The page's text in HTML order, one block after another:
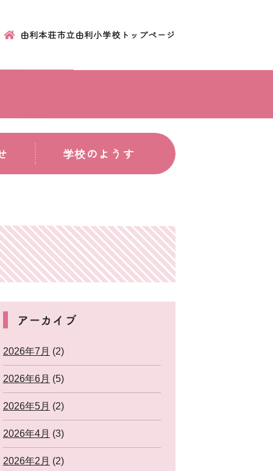
由利本荘市立由利小学校トップページ
学校のようす
アーカイブ
2026年7月 (2)
2026年6月 (5)
2026年5月 (2)
2026年4月 (3)
2026年2月 (2)